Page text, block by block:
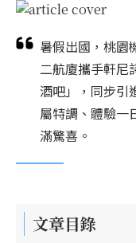
暑假出國，桃園
二航廈攜手軒尼
酒吧」，同步引
屬特調、體驗一
滿驚喜。
文章目錄